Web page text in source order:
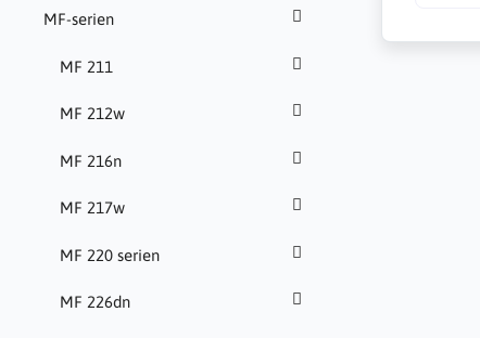
MF-serien
MF 211
MF 212w
MF 216n
MF 217w
MF 220 serien
MF 226dn